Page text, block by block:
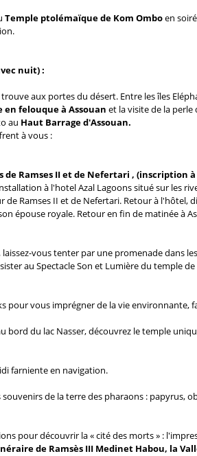
Temple ptolémaïque de Kom Omboen
nuit) :
aux portes du désert. Entre les îles
en felouque à Assouan et la visite de la perle
au Haut Barrage d'Assouan.
à vous :
Ramses II et de Nefertari , (inscription
à l'hotel Azal Lagoons situé sur les
Ramses II et de Nefertari. Retour à l'hôtel,
épouse royale. Retour en fin de matinée à
vous tenter par une promenade dans
au Spectacle Son et Lumière du temple
pour vous imprégner de la vie environnante,
bord du lac Nasser, découvrez le temple
farniente en navigation.
de la terre des pharaons : papyrus,
pour découvrir la « cité des morts » :
de Ramsès III Medinet Habou, la